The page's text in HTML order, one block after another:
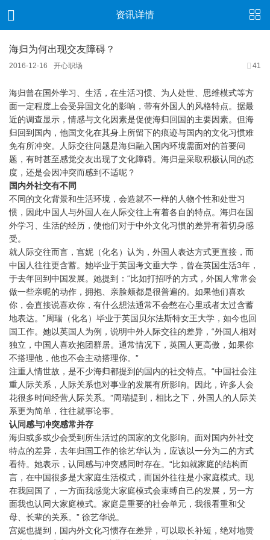
资讯详情
海归为何出现交友障碍？
2016-12-16 开心职场 41
海归曾在国外学习、生活，在生活习惯、为人处世、思维模式等方
面一定程度上会受异国文化的影响，带有外国人的风格特点。据最
近的调查显示，情感与文化因素是促使海归回国的主要因素。但海
归回到国内，他国文化在其身上所留下的痕迹与国内的文化习惯难
免有所冲突。人际交往问题是海归融入国内环境需面对的首要问
题，有时甚至感觉交友出现了文化障碍。海归是采取积极认同的态
度，还是会因冲突而感到不适呢？
国内外社交有不同
不同的文化背景和生活环境，会造就不一样的人物个性和处世习
惯，因此中国人与外国人在人际交往上有着各自的特点。海归在国
外学习、生活的经历，使他们对于中外文化习惯的差异有着切身感
受。
就人际交往而言，宫妮（化名）认为，外国人表达方式更直接，而
中国人往往更含蓄。她毕业于英国考文垂大学，曾在英国生活3年，
于去年回到中国发展。她提到：“比如打招呼的方式，外国人常常会
做一些亲昵的动作，拥抱、亲脸颊都是很普遍的。如果他们喜欢
你，会直接说喜欢你，有什么想法通常不会憋在心里或者太过含蓄
地表达。”周瑞（化名）毕业于英国贝尔法斯特女王大学，如今也回
国工作。她以英国人为例，说明中外人际交往的差异，“外国人相对
独立，中国人喜欢抱团群居。通常情况下，英国人更高傲，如果你
不搭理他，他也不会主动搭理你。”
注重人情世故，是不少海归都提到的国内的社交特点。“中国社会注
重人际关系，人际关系也对事业的发展有所影响。因此，许多人会
花很多时间经营人际关系。”周瑞提到，相比之下，外国人的人际关
系更为简单，往往就事论事。
认同感与冲突感常并存
海归或多或少会受到所生活过的国家的文化影响。面对国内外社交
特点的差异，去年归国工作的徐艺华认为，应该以一分为二的方式
看待。她表示，认同感与冲突感同时存在。“比如就家庭的结构而
言，在中国很多是大家庭生活模式，而国外往往是小家庭模式。现
在我回国了，一方面我感觉大家庭模式会束缚自己的发展，另一方
面我也认同大家庭模式。家庭是重要的社会单元，我很看重和父
母、长辈的关系。” 徐艺华说。
宫妮也提到，国内外文化习惯存在差异，可以取长补短，绝对地赞